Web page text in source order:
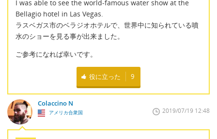
I was able to see the world-famous water show at the
Bellagio hotel in Las Vegas.
ラスベガス市のベラジオホテルで、世界中に知られている噴
水のショーを見る事が出来ました。
ご参考になれば幸いです。
役に立った 9
Colaccino N
アメリカ合衆国 2019/07/19 12:48